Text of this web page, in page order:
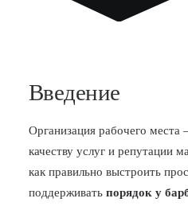
Введение
Организация рабочего
качеству услуг и репутации
как правильно выстроить
поддерживать порядок у